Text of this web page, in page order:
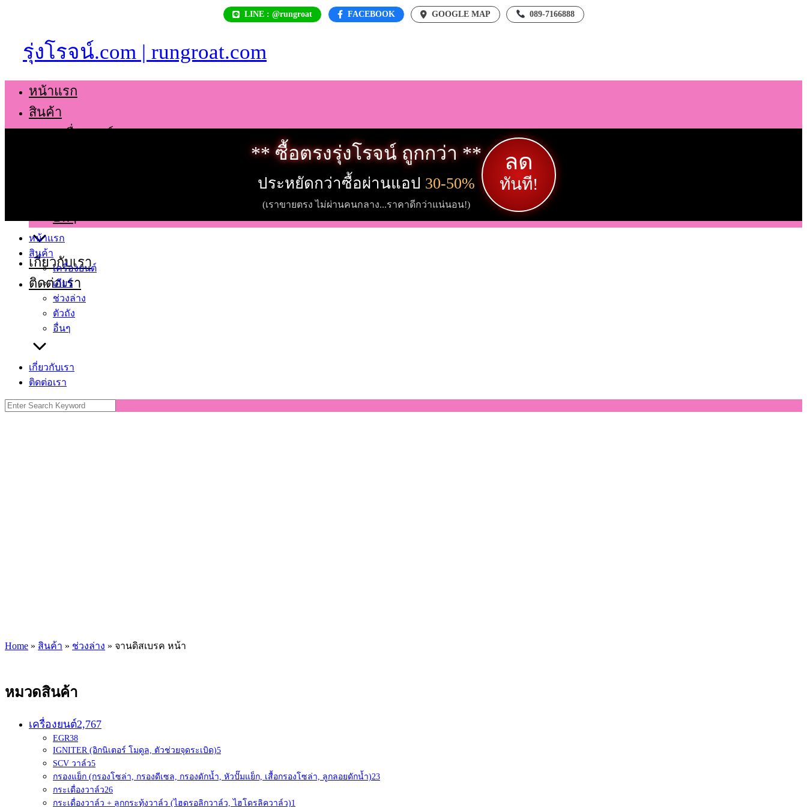
LINE : @rungroat FACEBOOK GOOGLE MAP 089-7166888
รุ่งโรจน์.com | rungroat.com
หน้าแรก
สินค้า
เครื่องยนต์
อื่นๆ
เกี่ยวกับเรา
ติดต่อเรา
** ซื้อตรงรุ่งโรจน์ ถูกกว่า **
ประหยัดกว่าซื้อผ่านแอป 30-50%
(เราขายตรง ไม่ผ่านคนกลาง...ราคาดีกว่าแน่นอน!)
ลด
ทันที!
หน้าแรก
สินค้า
เครื่องยนต์
เกียร์
ช่วงล่าง
ตัวถัง
อื่นๆ
เกี่ยวกับเรา
ติดต่อเรา
Search
for:
Home » สินค้า » ช่วงล่าง » จานดิสเบรค หน้า
หมวดสินค้า
เครื่องยนต์2,767
EGR38
IGNITER (อิกนิเตอร์ โมดูล, ตัวช่วยจุดระเบิด)5
SCV วาล์ว5
กรองแย็ก (กรองโซล่า, กรองดีเซล, กรองดักน้ำ, หัวปั๊มแย็ก, เสื้อกรองโซล่า, ลูกลอยดักน้ำ)23
กระเดื่องวาล์ว26
กระเดื่องวาล์ว + ลูกกระทุ้งวาล์ว (ไฮดรอลิกวาล์ว, ไฮโดรลิควาล์ว)1